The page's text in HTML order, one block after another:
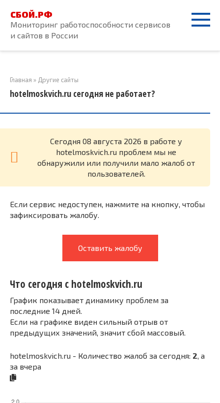
контенту
СБОЙ.РФ
Мониторинг работоспособности сервисов
и сайтов в России
Главная » Другие сайты
hotelmoskvich.ru сегодня не работает?
Cегодня 08 августа 2026 в работе у
hotelmoskvich.ru проблем мы не
обнаружили или получили мало жалоб от
пользователей.
Если сервис недоступен, нажмите на кнопку, чтобы
зафиксировать жалобу.
Оставить жалобу
Что сегодня с hotelmoskvich.ru
График показывает динамику проблем за
последние 14 дней.
Если на графике виден сильный отрыв от
предыдущих значений, значит сбой массовый.
hotelmoskvich.ru - Количество жалоб за сегодня: 2 , а
за вчера